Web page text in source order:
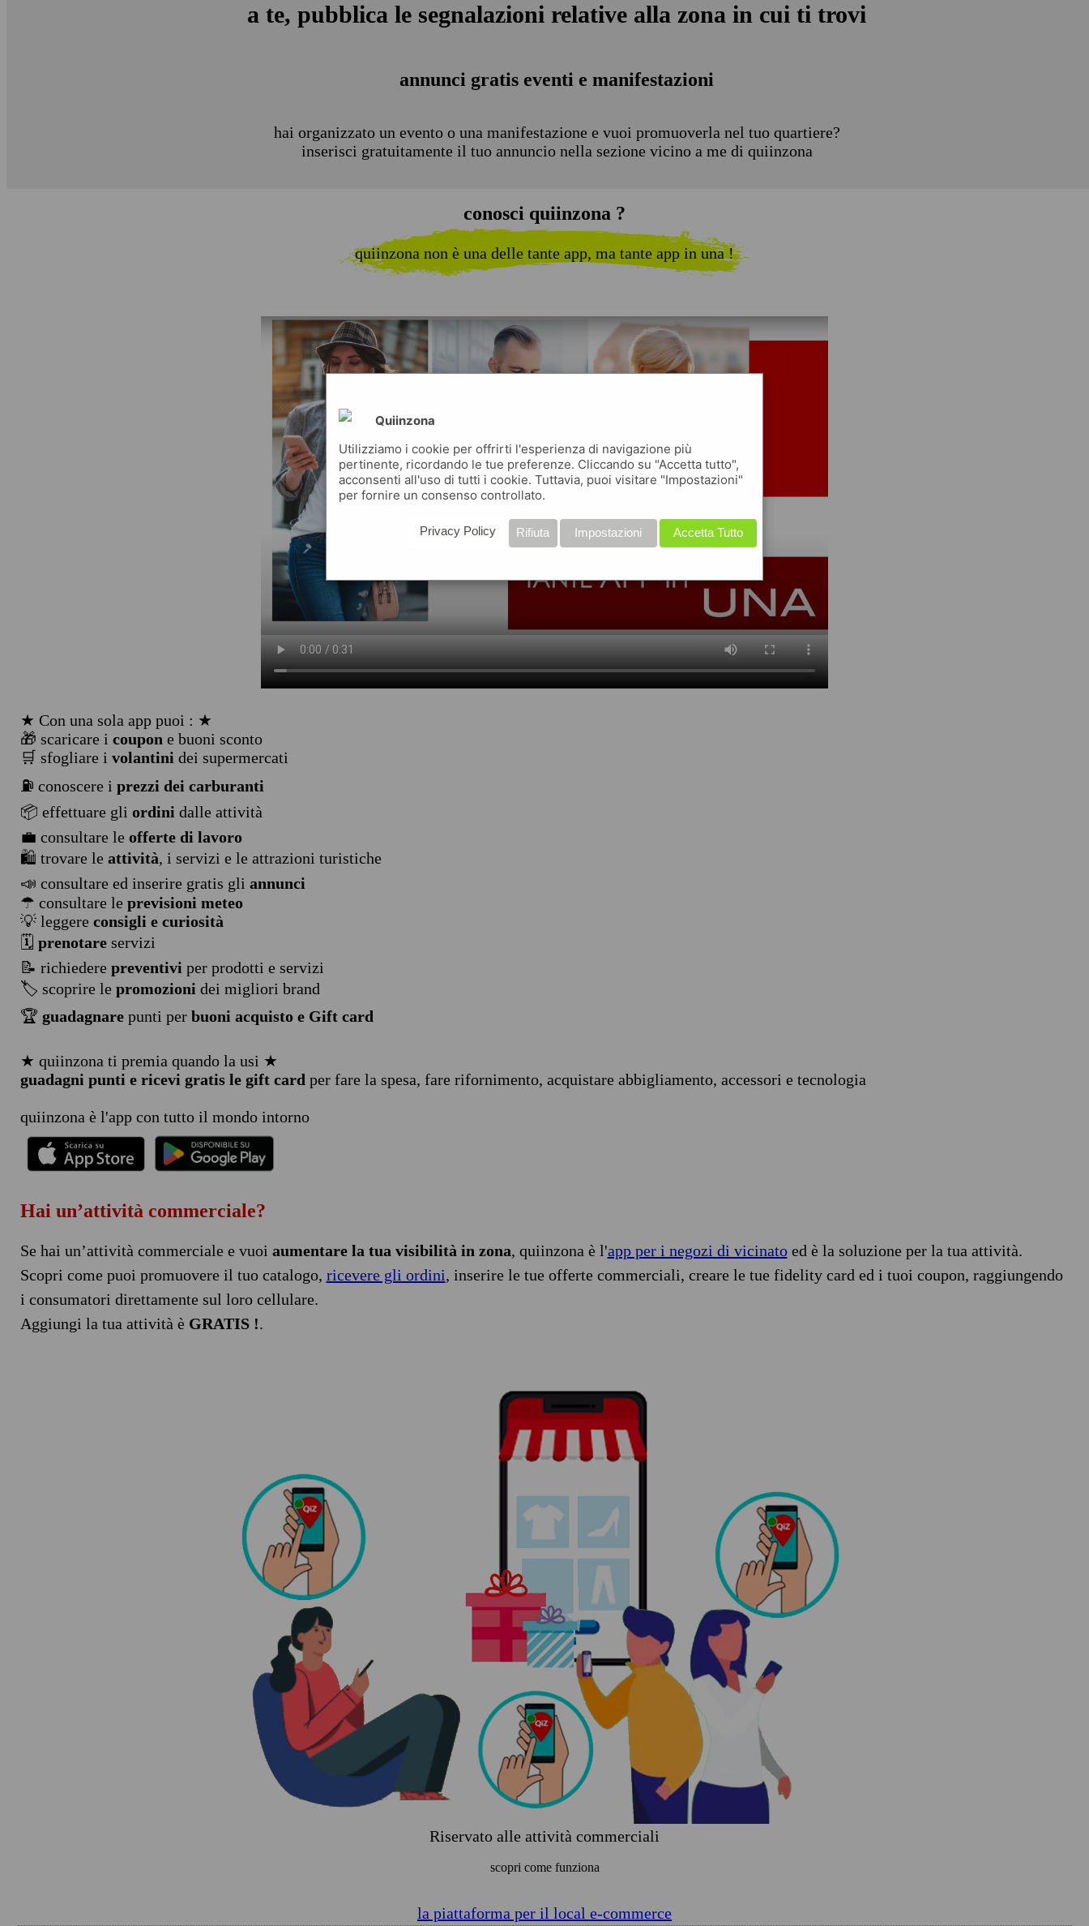
a te, pubblica le segnalazioni relative alla zona in cui ti trovi
annunci gratis eventi e manifestazioni
hai organizzato un evento o una manifestazione e vuoi promuoverla nel tuo quartiere?
inserisci gratuitamente il tuo annuncio nella sezione vicino a me di quiinzona
conosci quiinzona ?
quiinzona non è una delle tante app, ma tante app in una !
★ Con una sola app puoi : ★
🎁 scaricare i coupon e buoni sconto
🛒 sfogliare i volantini dei supermercati
⛽ conoscere i prezzi dei carburanti
📦 effettuare gli ordini dalle attività
💼 consultare le offerte di lavoro
🛍️ trovare le attività, i servizi e le attrazioni turistiche
📣 consultare ed inserire gratis gli annunci
☂ consultare le previsioni meteo
💡 leggere consigli e curiosità
🗓️ prenotareservizi
📝 richiedere preventivi per prodotti e servizi
🏷️ scoprire le promozioni dei migliori brand
🏆 guadagnarepunti per buoni acquisto e Gift card
★ quiinzona ti premia quando la usi ★
guadagni punti e ricevi gratis le gift card per fare la spesa, fare rifornimento, acquistare abbigliamento, accessori e tecnologia
quiinzona è l'app con tutto il mondo intorno
Hai un’attività commerciale?
Se hai un’attività commerciale e vuoi aumentare la tua visibilità in zona, quiinzona è l'app per i negozi di vicinatoed è la soluzione per la tua attività.
Scopri come puoi promuovere il tuo catalogo, ricevere gli ordini, inserire le tue offerte commerciali, creare le tue fidelity card ed i tuoi coupon, raggiungendo
i consumatori direttamente sul loro cellulare.
Aggiungi la tua attività è GRATIS !.
Riservato alle attività commerciali
scopri come funziona
la piattaforma per il local e-commerce
Quiinzona
Utilizziamo i cookie per offrirti l'esperienza di navigazione più
pertinente, ricordando le tue preferenze. Cliccando su "Accetta tutto",
acconsenti all'uso di tutti i cookie. Tuttavia, puoi visitare "Impostazioni"
per fornire un consenso controllato.
Accetta Tutto
Impostazioni
Rifiuta
Privacy Policy